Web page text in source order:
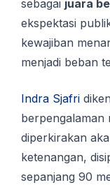
sebagai juara
ekspektasi
kewajiban
menjadi beban
Indra Sjafri
berpengalaman
diperkirakan
ketenangan,
sepanjang 90